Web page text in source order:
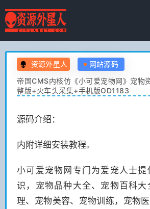
资源外星人
网站源码
帝国CMS内核仿《小可爱宠物网》宠物
整版+火车头采集+手机版OD1183
源码介绍：
内附详细安装教程。
小可爱宠物网专门为爱宠人士提
识，宠物品种大全、宠物百科大
理、宠物美容、宠物训练，宠物医